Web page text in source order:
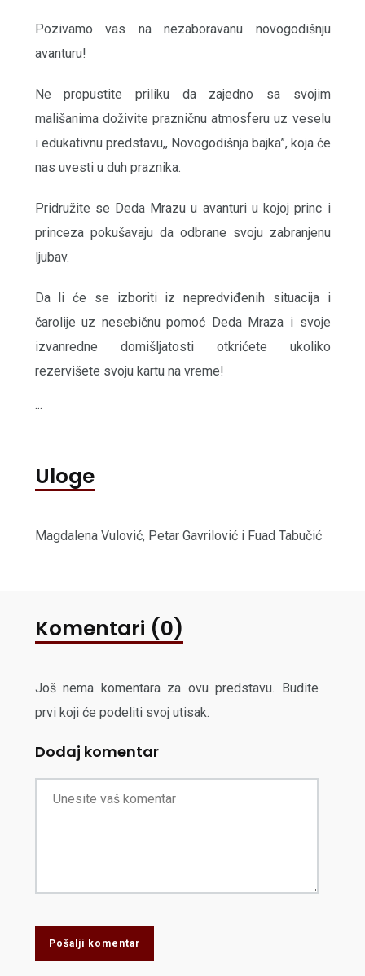
Pozivamo vas na nezaboravanu novogodišnju
avanturu!
Ne propustite priliku da zajedno sa svojim
mališanima doživite prazničnu atmosferu uz veselu
i edukativnu predstavu,, Novogodišnja bajka”, koja će
nas uvesti u duh praznika.
Pridružite se Deda Mrazu u avanturi u kojoj princ i
princeza pokušavaju da odbrane svoju zabranjenu
ljubav.
Da li će se izboriti iz nepredviđenih situacija i
čarolije uz nesebičnu pomoć Deda Mraza i svoje
izvanredne domišljatosti otkrićete ukoliko
rezervišete svoju kartu na vreme!
...
Uloge
Magdalena Vulović, Petar Gavrilović i Fuad Tabučić
Komentari (0)
Još nema komentara za ovu predstavu. Budite
prvi koji će podeliti svoj utisak.
Dodaj komentar
Pošalji komentar